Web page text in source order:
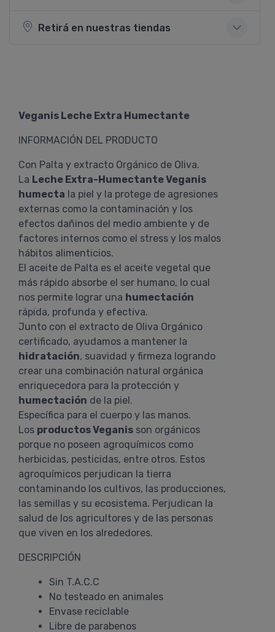
Retirá en nuestras tiendas
Veganis Leche Extra Humectante
INFORMACIÓN DEL PRODUCTO
Con Palta y extracto Orgánico de Oliva.
La Leche Extra-Humectante Veganis
humecta la piel y la protege de agresiones
externas como la contaminación y los
efectos dañinos del medio ambiente y de
factores internos como el stress y los malos
hábitos alimenticios.
El aceite de Palta es el aceite vegetal que
más rápido absorbe el ser humano, lo cual
nos permite lograr una humectación
rápida, profunda y efectiva.
Junto con el extracto de Oliva Orgánico
certificado, ayudamos a mantener la
hidratación, suavidad y firmeza logrando
crear una combinación natural orgánica
enriquecedora para la protección y
humectación de la piel.
Específica para el cuerpo y las manos.
Los productos Veganis son orgánicos
porque no poseen agroquímicos como
herbicidas, pesticidas, entre otros. Estos
agroquímicos perjudican la tierra
contaminando los cultivos, las producciones,
las semillas y su ecosistema. Perjudican la
salud de los agricultores y de las personas
que viven en los alrededores.
DESCRIPCIÓN
Sin T.A.C.C
No testeado en animales
Envase reciclable
Libre de parabenos